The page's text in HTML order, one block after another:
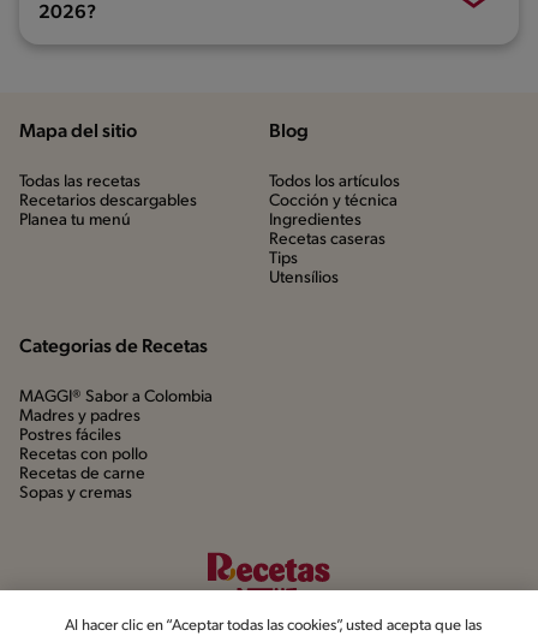
2026?
Mapa del sitio
Todas las recetas
Recetarios descargables
Planea tu menú
Blog
Todos los artículos
Cocción y técnica
Ingredientes
Recetas caseras
Tips
Utensílios
Categorias de Recetas
MAGGI® Sabor a Colombia
Madres y padres
Postres fáciles
Recetas con pollo
Recetas de carne
Sopas y cremas
Al hacer clic en “Aceptar todas las cookies”, usted acepta que las